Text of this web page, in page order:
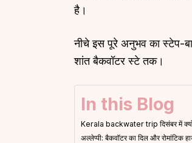
है।
नीचे इस पूरे अनुभव का स्टेप-
शांत बैकवॉटर स्टे तक।
In this Blog
Kerala backwater trip दिसंबर में क्यों
अल्लेप्पी: बैकवॉटर का दिल और रोमांटिक